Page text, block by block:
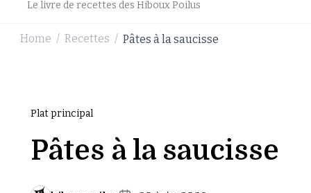
Le livre de recettes des Hiboux Poilus
Home / Recettes / Pâtes à la saucisse
Plat principal
Pâtes à la saucisse